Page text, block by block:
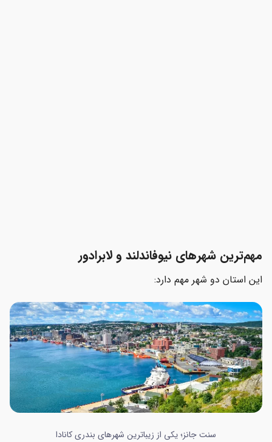
مهم‌ترین شهرهای نیوفاندلند و لابرادور
این استان دو شهر مهم دارد:
سنت جانز؛ یکی از زیباترین شهرهای بندری کانادا